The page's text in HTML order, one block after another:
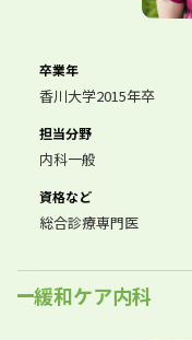
卒業年
香川大学2015年卒
担当分野
内科一般
資格など
総合診療専門医
緩和ケア内科